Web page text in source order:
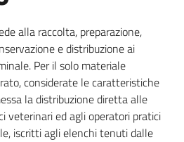
alla raccolta, preparazione,
e distribuzione ai
Per il solo materiale
considerate le caratteristiche
la distribuzione diretta alle
veterinari ed agli operatori pratici
iscritti agli elenchi tenuti dalle